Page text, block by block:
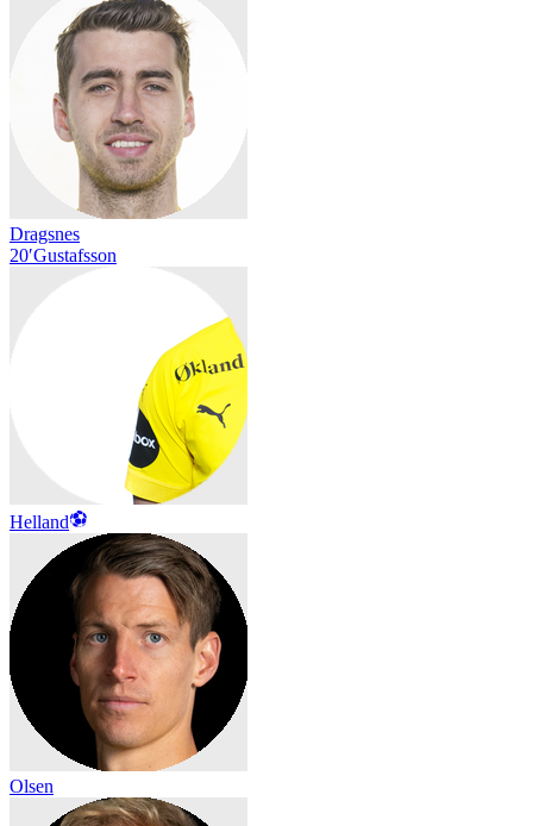
Dragsnes
20′Gustafsson
Helland
Olsen